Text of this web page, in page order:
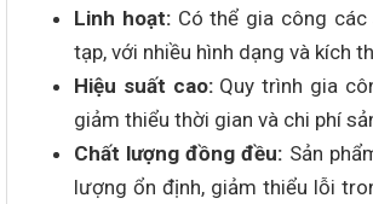
Linh hoạt: Có thể gia công
tạp, với nhiều hình dạng và kích
Hiệu suất cao:Quy trình gia
giảm thiểu thời gian và chi phí
Chất lượng đồng đều: Sản
lượng ổn định, giảm thiểu lỗi